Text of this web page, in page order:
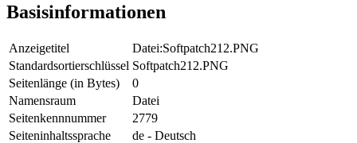
Basisinformationen
Anzeigetitel
Datei:Softpatch212.PNG
Standardsortierschlüssel Softpatch212.PNG
Seitenlänge (in Bytes)
0
Namensraum
Datei
Seitenkennnummer
2779
Seiteninhaltssprache
de - Deutsch